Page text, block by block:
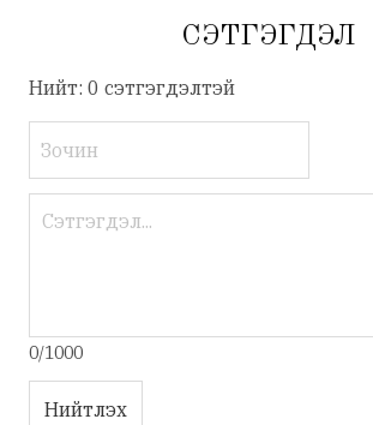
СЭТГЭГДЭЛ
Нийт: 0 сэтгэгдэлтэй
0/1000
Нийтлэх